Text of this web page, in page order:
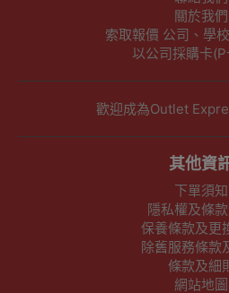
關於我們
索取報價 公司、學
以公司採購卡
歡迎成為Outlet
其他資
下單須知
隱私權及條
保養條款及更
除舊服務條款
條款及細
網站地圖